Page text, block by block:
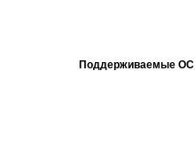
Поддерживаемые ОС